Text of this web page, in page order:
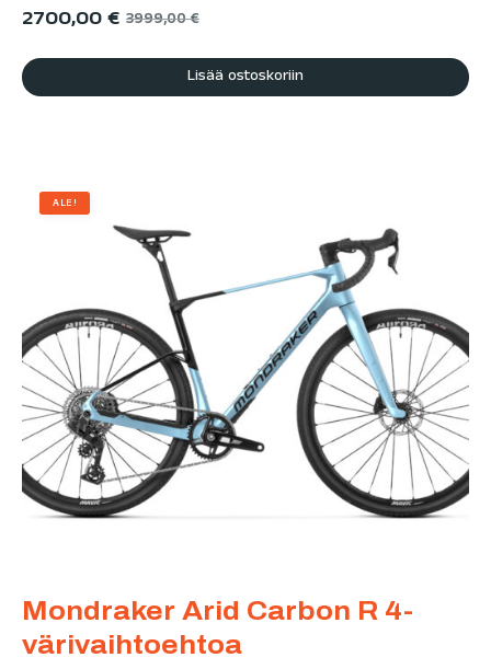
2700,00€ 3999,00€
Lisää ostoskoriin
ALE!
Mondraker Arid Carbon R 4-
värivaihtoehtoa